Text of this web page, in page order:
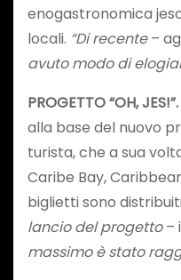
enogastronomica
locali. “Di recente–
avuto modo di
PROGETTO “OH, JES!”.
alla base del nuovo
turista, che a sua
Caribe Bay,
biglietti sono
lancio del progetto–
massimo è stato